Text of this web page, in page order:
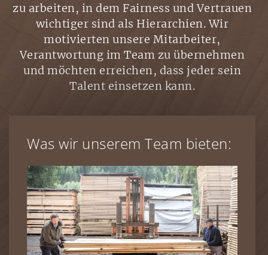
zu arbeiten, in dem Fairness und Vertrauen
wichtiger sind als Hierarchien. Wir
motivierten unsere Mitarbeiter,
Verantwortung im Team zu übernehmen
und möchten erreichen, dass jeder sein
Talent einsetzen kann.
Was wir unserem Team bieten: